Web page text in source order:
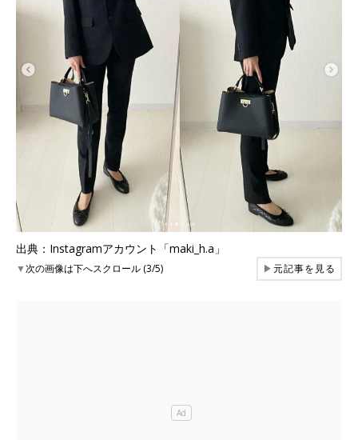
出典：Instagramアカウント「maki_h.a」
▼次の画像は下へスクロール (3/5) ▶元記事を見る